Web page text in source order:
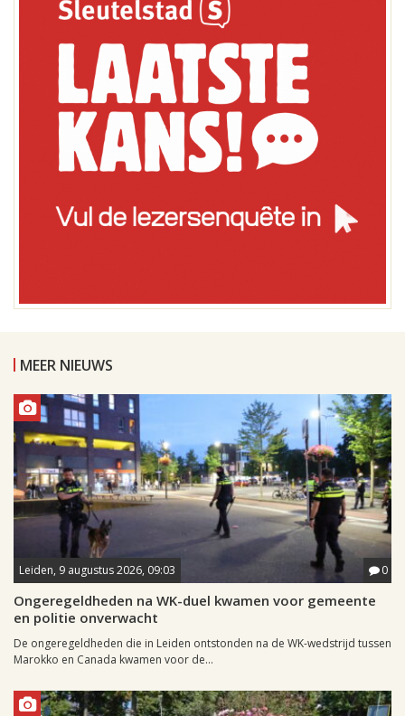
MEER NIEUWS
Leiden, 9 augustus 2026, 09:03 0
Ongeregeldheden na WK-duel kwamen voor gemeente
en politie onverwacht
De ongeregeldheden die in Leiden ontstonden na de WK-wedstrijd tussen
Marokko en Canada kwamen voor de...